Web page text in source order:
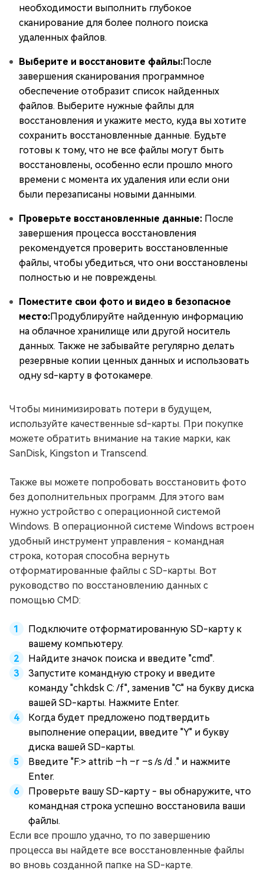
необходимости выполнить глубокое
сканирование для более полного поиска
удаленных файлов.
Выберите и восстановите файлы:После
завершения сканирования программное
обеспечение отобразит список найденных
файлов. Выберите нужные файлы для
восстановления и укажите место, куда вы хотите
сохранить восстановленные данные. Будьте
готовы к тому, что не все файлы могут быть
восстановлены, особенно если прошло много
времени с момента их удаления или если они
были перезаписаны новыми данными.
Проверьте восстановленные данные: После
завершения процесса восстановления
рекомендуется проверить восстановленные
файлы, чтобы убедиться, что они восстановлены
полностью и не повреждены.
Поместите свои фото и видео в безопасное
место:Продублируйте найденную информацию
на облачное хранилище или другой носитель
данных. Также не забывайте регулярно делать
резервные копии ценных данных и использовать
одну sd-карту в фотокамере.
Чтобы минимизировать потери в будущем,
используйте качественные sd-карты. При покупке
можете обратить внимание на такие марки, как
SanDisk, Kingston и Transcend.
Также вы можете попробовать восстановить фото
без дополнительных программ. Для этого вам
нужно устройство с операционной системой
Windows. В операционной системе Windows встроен
удобный инструмент управления - командная
строка, которая способна вернуть
отформатированные файлы с SD-карты. Вот
руководство по восстановлению данных с
помощью CMD:
Подключите отформатированную SD-карту к
вашему компьютеру.
Найдите значок поиска и введите "cmd".
Запустите командную строку и введите
команду "chkdsk С: /f", заменив "С" на букву диска
вашей SD-карты. Нажмите Enter.
Когда будет предложено подтвердить
выполнение операции, введите "Y" и букву
диска вашей SD-карты.
Введите "F:> attrib –h –r –s /s /d ." и нажмите
Enter.
Проверьте вашу SD-карту - вы обнаружите, что
командная строка успешно восстановила ваши
файлы.
Если все прошло удачно, то по завершению
процесса вы найдете все восстановленные файлы
во вновь созданной папке на SD-карте.